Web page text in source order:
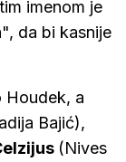
imenom je
da bi kasnije
Houdek, a
Bajić),
(Nives